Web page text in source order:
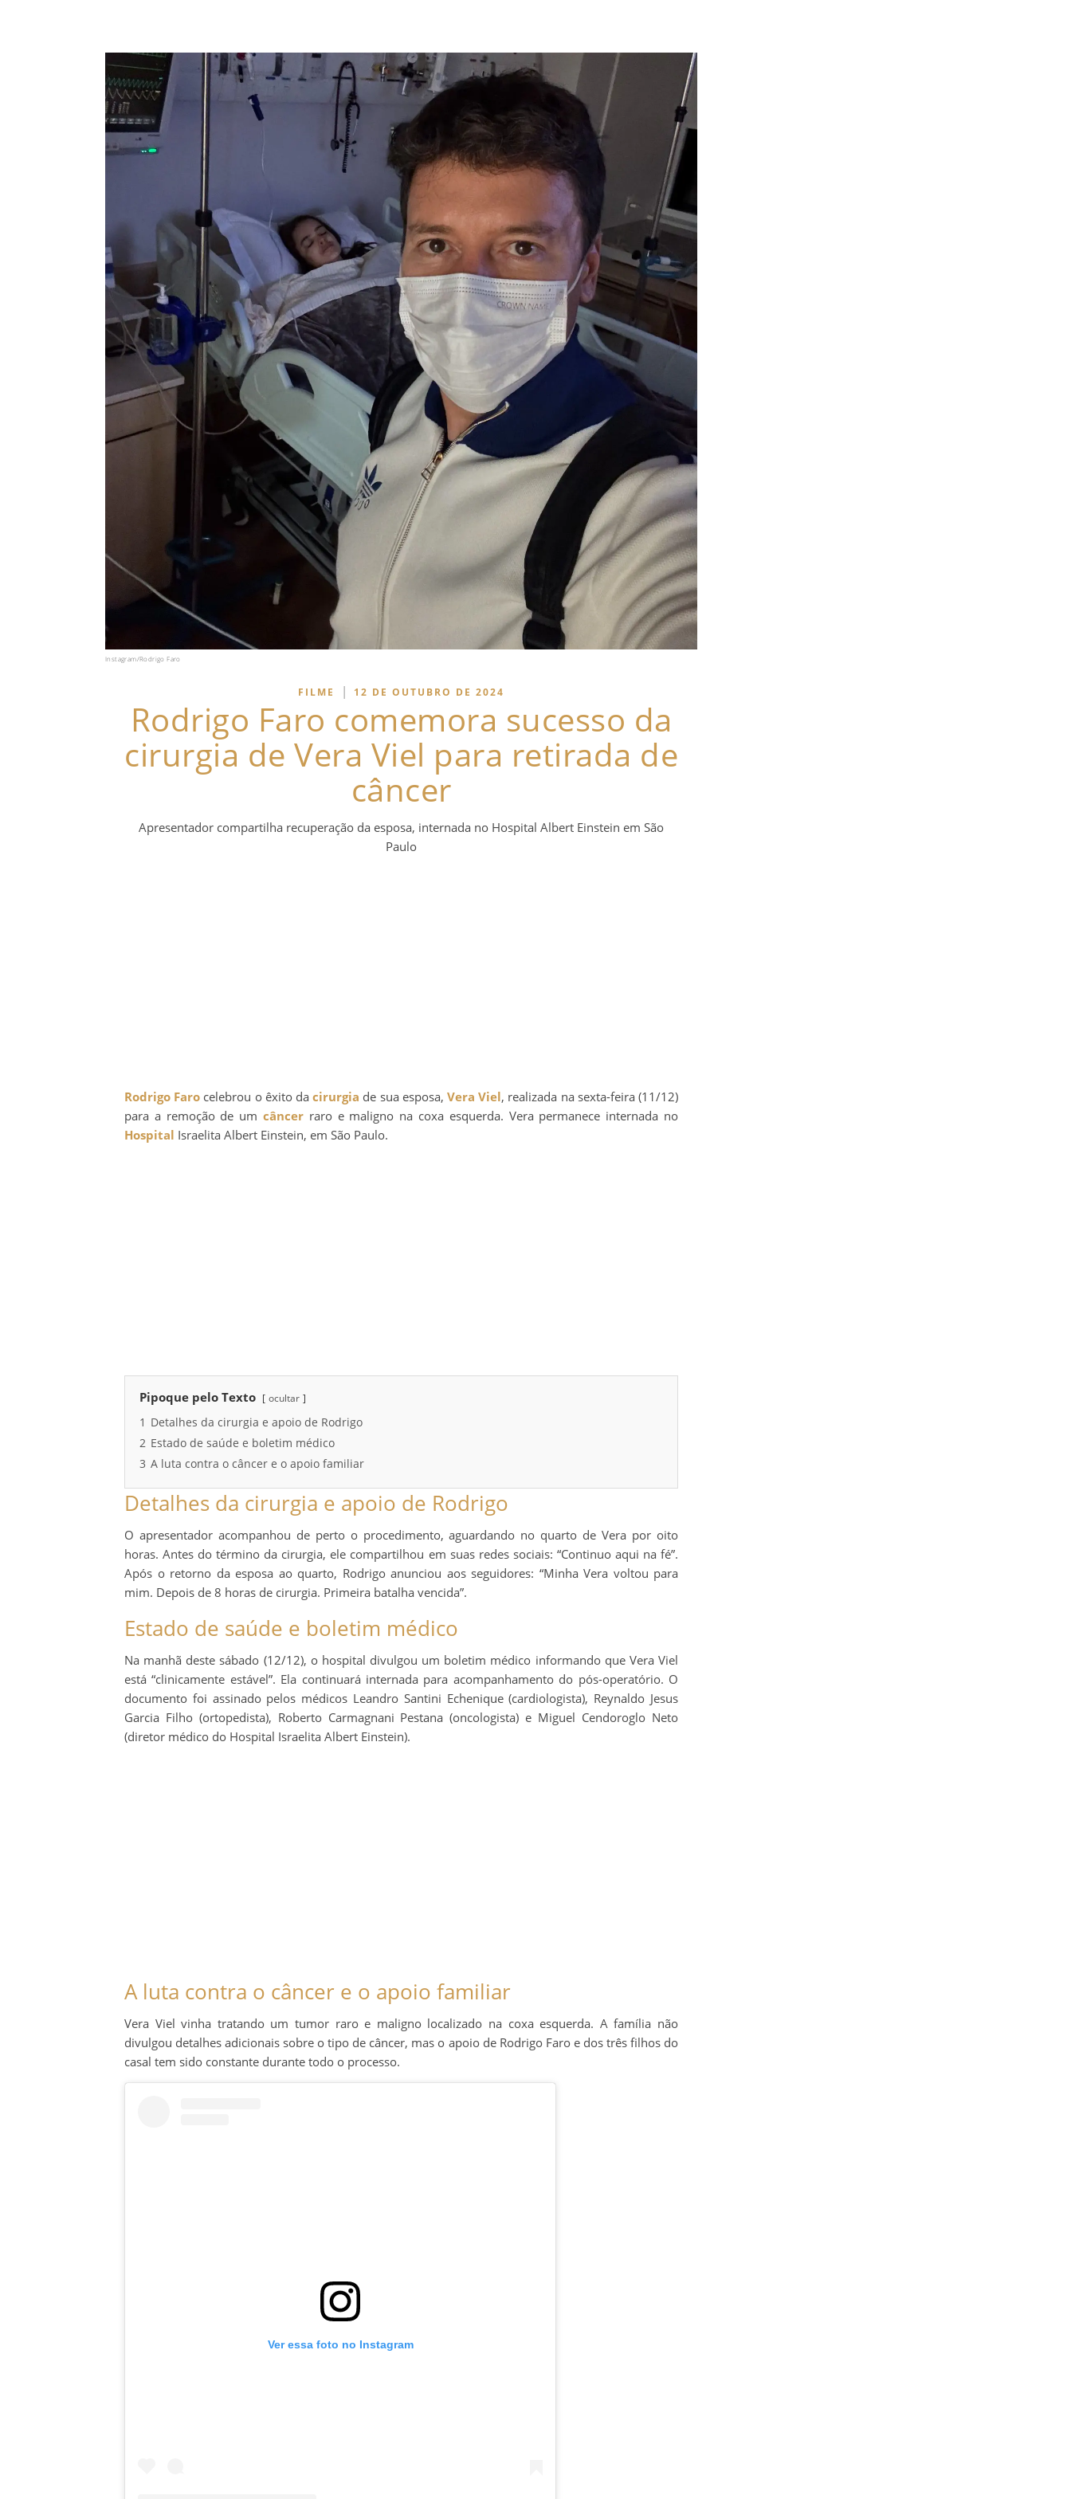
Instagram/Rodrigo Faro
FILME | 12 DE OUTUBRO DE 2024
Rodrigo Faro comemora sucesso da
cirurgia de Vera Viel para retirada de
câncer
Apresentador compartilha recuperação da esposa, internada no Hospital Albert Einstein em São
Paulo
Rodrigo Faro celebrou o êxito dacirurgia de sua esposa,Vera Viel, realizada na sexta-feira (11/12)
para a remoção de um câncer raro e maligno na coxa esquerda. Vera permanece internada no
Hospital Israelita Albert Einstein, em São Paulo.
Pipoque pelo Texto ocultar
1 Detalhes da cirurgia e apoio de Rodrigo
2 Estado de saúde e boletim médico
3 A luta contra o câncer e o apoio familiar
Detalhes da cirurgia e apoio de Rodrigo
O apresentador acompanhou de perto o procedimento, aguardando no quarto de Vera por oito
horas. Antes do término da cirurgia, ele compartilhou em suas redes sociais: “Continuo aqui na fé”.
Após o retorno da esposa ao quarto, Rodrigo anunciou aos seguidores: “Minha Vera voltou para
mim. Depois de 8 horas de cirurgia. Primeira batalha vencida”.
Estado de saúde e boletim médico
Na manhã deste sábado (12/12), o hospital divulgou um boletim médico informando que Vera Viel
está “clinicamente estável”. Ela continuará internada para acompanhamento do pós-operatório. O
documento foi assinado pelos médicos Leandro Santini Echenique (cardiologista), Reynaldo Jesus
Garcia Filho (ortopedista), Roberto Carmagnani Pestana (oncologista) e Miguel Cendoroglo Neto
(diretor médico do Hospital Israelita Albert Einstein).
A luta contra o câncer e o apoio familiar
Vera Viel vinha tratando um tumor raro e maligno localizado na coxa esquerda. A família não
divulgou detalhes adicionais sobre o tipo de câncer, mas o apoio de Rodrigo Faro e dos três filhos do
casal tem sido constante durante todo o processo.
Ver essa foto no Instagram